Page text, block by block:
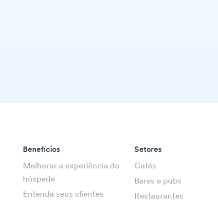
Benefícios
Melhorar a experiência do
hóspede
Entenda seus clientes
Setores
Cafés
Bares e pubs
Restaurantes